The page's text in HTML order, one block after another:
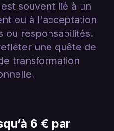
souvent lié à un
ou à l'acceptation
ou responsabilités.
une quête de
transformation
6 € par